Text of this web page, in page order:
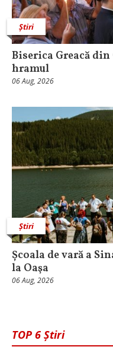
Știri
Biserica Greacă
hramul
06 Aug, 2026
Știri
Școala de vară a
la Oaşa
06 Aug, 2026
TOP 6 Știri